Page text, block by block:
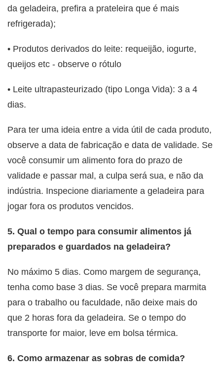
da geladeira, prefira a prateleira que é mais
refrigerada);
• Produtos derivados do leite: requeijão, iogurte,
queijos etc - observe o rótulo
• Leite ultrapasteurizado (tipo Longa Vida): 3 a 4
dias.
Para ter uma ideia entre a vida útil de cada produto,
observe a data de fabricação e data de validade. Se
você consumir um alimento fora do prazo de
validade e passar mal, a culpa será sua, e não da
indústria. Inspecione diariamente a geladeira para
jogar fora os produtos vencidos.
5. Qual o tempo para consumir alimentos já
preparados e guardados na geladeira?
No máximo 5 dias. Como margem de segurança,
tenha como base 3 dias. Se você prepara marmita
para o trabalho ou faculdade, não deixe mais do
que 2 horas fora da geladeira. Se o tempo do
transporte for maior, leve em bolsa térmica.
6. Como armazenar as sobras de comida?